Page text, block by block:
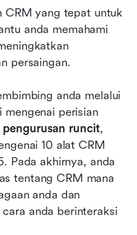
CRM yang tepat untuk
anda memahami
persaingan.
anda melalui
mengenai perisian
runcit,
10 alat CRM
Pada akhirnya, anda
tentang CRM mana
anda dan
anda berinteraksi